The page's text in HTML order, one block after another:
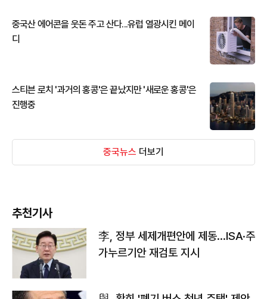
중국산 에어콘을 웃돈 주고 산다...유럽 열광시킨 메이
디
스티븐 로치 '과거의 홍콩'은 끝났지만 '새로운 홍콩'은
진행중
중국뉴스 더보기
추천기사
李, 정부 세제개편안에 제동…ISA·주
가누르기안 재검토 지시